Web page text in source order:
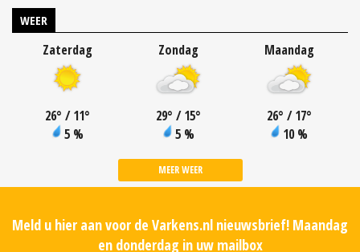
WEER
Zaterdag
26° / 11°
5 %
Zondag
29° / 15°
5 %
Maandag
26° / 17°
10 %
MEER WEER
Meld u hier aan voor de Varkens.nl nieuwsbrief! Maandag
en donderdag in uw mailbox